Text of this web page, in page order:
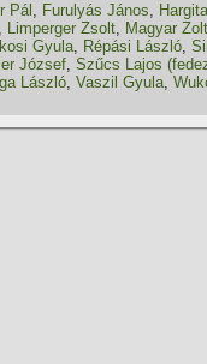
Pál , Furulyás János,
, Limperger Zsolt, Magyar
Gyula, Répási László,
József, Szűcs Lajos
László, Vaszil Gyula,